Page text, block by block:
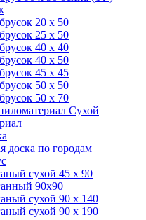
20 х 50
25 х 50
40 х 40
40 х 50
45 х 45
50 х 50
50 х 70
Сухой
доска по городам
сухой 45 х 90
90х90
сухой 90 х 140
сухой 90 х 190